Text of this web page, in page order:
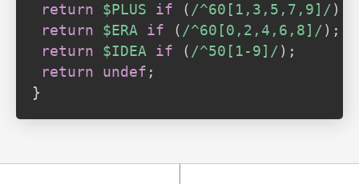
return $PLUS if ( /^60[1,3,5,7,9]/ )
return
$ERA if ( /^60[0,2,4,6,8]/ ) ;
return
$IDEA if ( /^50[1-9]/ ) ;
return
undef ;
}